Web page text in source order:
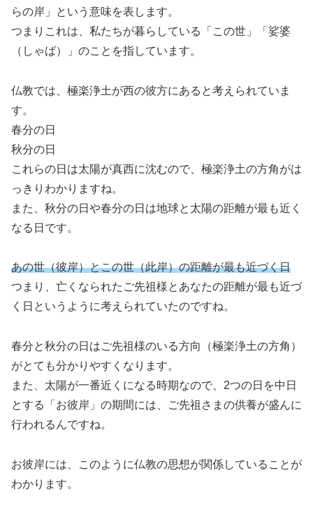
らの岸」という意味を表します。
つまりこれは、私たちが暮らしている「この世」「娑婆
（しゃば）」のことを指しています。
仏教では、極楽浄土が西の彼方にあると考えられていま
す。
春分の日
秋分の日
これらの日は太陽が真西に沈むので、極楽浄土の方角がは
っきりわかりますね。
また、秋分の日や春分の日は地球と太陽の距離が最も近く
なる日です。
あの世（彼岸）とこの世（此岸）の距離が最も近づく日
つまり、亡くなられたご先祖様とあなたの距離が最も近づ
く日というように考えられていたのですね。
春分と秋分の日はご先祖様のいる方向（極楽浄土の方角）
がとても分かりやすくなります。
また、太陽が一番近くになる時期なので、2つの日を中日
とする「お彼岸」の期間には、ご先祖さまの供養が盛んに
行われるんですね。
お彼岸には、このように仏教の思想が関係していることが
わかります。